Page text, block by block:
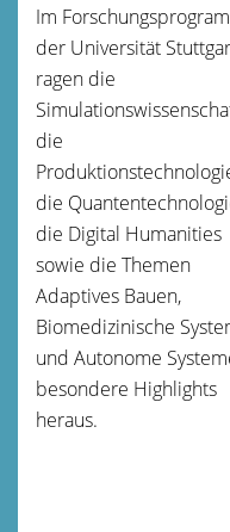
Im
der Universität
ragen die
die
die
die Digital Humanities
sowie die Themen
Adaptives Bauen,
Biomedizinische
und Autonome
besondere Highlights
heraus.